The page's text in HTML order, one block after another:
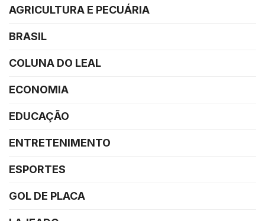
AGRICULTURA E PECUÁRIA
BRASIL
COLUNA DO LEAL
ECONOMIA
EDUCAÇÃO
ENTRETENIMENTO
ESPORTES
GOL DE PLACA